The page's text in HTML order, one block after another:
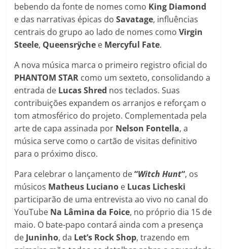
bebendo da fonte de nomes como King Diamond
e das narrativas épicas doSavatage, influências
centrais do grupo ao lado de nomes comoVirgin
Steele, Queensrÿche e Mercyful Fate.
A nova música marca o primeiro registro oficial do
PHANTOM STAR como um sexteto, consolidando a
entrada de Lucas Shred nos teclados. Suas
contribuições expandem os arranjos e reforçam o
tom atmosférico do projeto. Complementada pela
arte de capa assinada por Nelson Fontella, a
música serve como o cartão de visitas definitivo
para o próximo disco.
Para celebrar o lançamento de“Witch Hunt“, os
músicos Matheus Luciano e Lucas Licheski
participarão de uma entrevista ao vivo no canal do
YouTube Na Lâmina da Foice, no próprio dia 15 de
maio. O bate-papo contará ainda com a presença
de Juninho, da Let’s Rock Shop, trazendo em